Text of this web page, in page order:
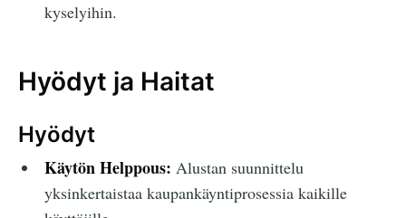
kyselyihin.
Hyödyt ja Haitat
Hyödyt
Käytön Helppous: Alustan suunnittelu
yksinkertaistaa kaupankäyntiprosessia kaikille